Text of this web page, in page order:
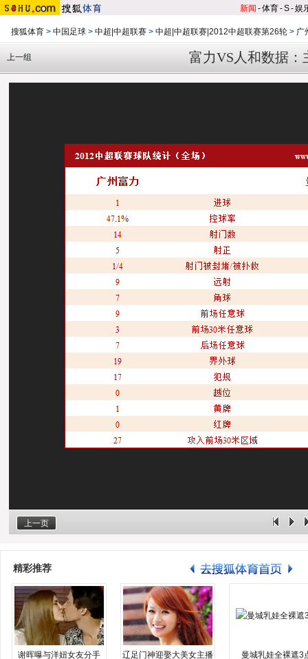
新闻 -体育-S-娱
搜狐体育 > 中国足球 > 中超|中超联赛 > 中超|中超联赛|2012中超联赛第26轮 > 广
富力VS人和数据
上一组
上一页
精彩推荐
谢晖曝与洋妞女友分手 辽足门神迎娶大美女主播 曼城乳娃全裸遮3